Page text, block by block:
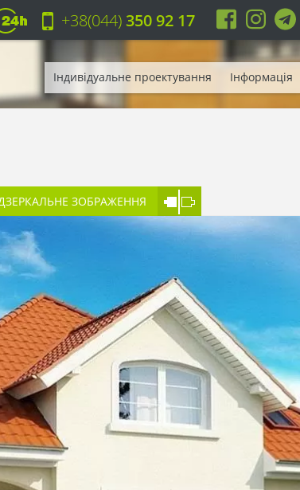
+38(044)350 92 17
Індивідуальне проектування Інформація
ЗОБРАЖЕННЯ